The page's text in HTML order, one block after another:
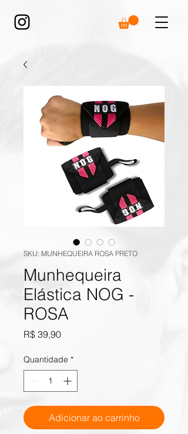
SKU: MUNHEQUEIRA ROSA PRETO
Munhequeira
Elástica NOG -
ROSA
R$ 39,90Preço
Quantidade *
Adicionar ao carrinho